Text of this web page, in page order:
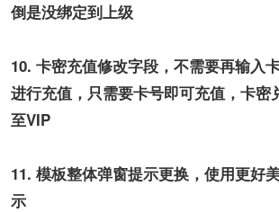
倒是没绑定到上级
10. 卡密充值修改字段，不需要再输入
进行充值，只需要卡号即可充值，卡密
至VIP
11. 模板整体弹窗提示更换，使用更好
示